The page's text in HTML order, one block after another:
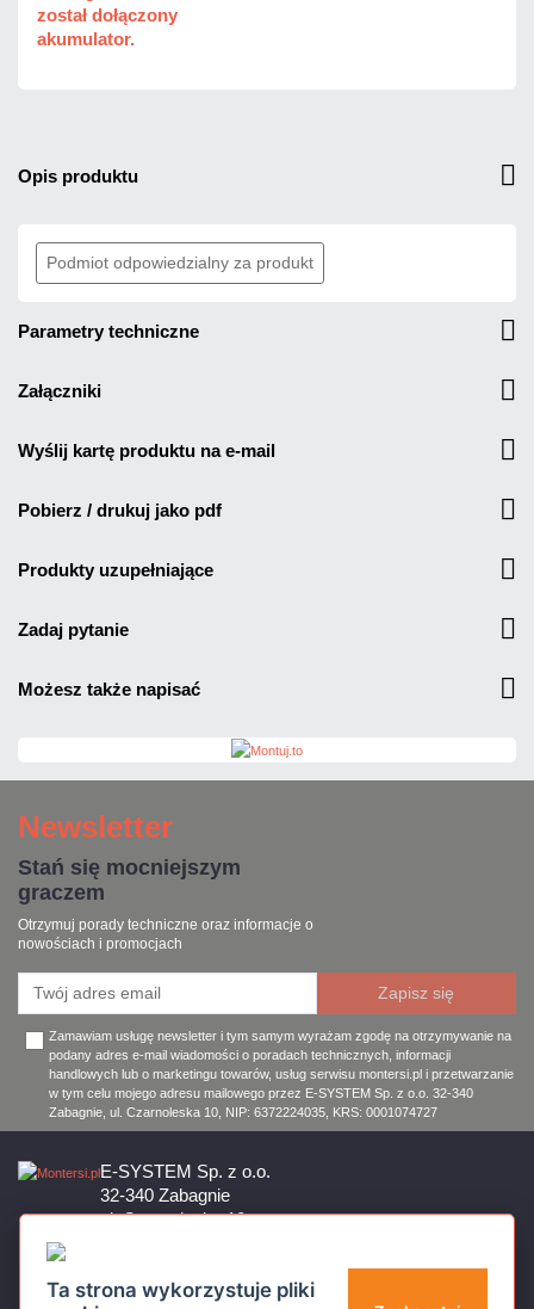
został dołączony
akumulator.
opis produktu
Podmiot odpowiedzialny za produkt
parametry techniczne
załączniki
wyślij kartę produktu na e-mail
pobierz / drukuj jako pdf
produkty uzupełniające
zadaj pytanie
możesz także napisać
Newsletter
Stań się mocniejszym
graczem
Otrzymuj porady techniczne oraz informacje o
nowościach i promocjach
Zamawiam usługę newsletter i tym samym wyrażam zgodę na otrzymywanie na
podany adres e-mail wiadomości o poradach technicznych, informacji
handlowych lub o marketingu towarów, usług serwisu montersi.pl i przetwarzanie
w tym celu mojego adresu mailowego przez E-SYSTEM Sp. z o.o. 32-340
Zabagnie, ul. Czarnoleska 10, NIP: 6372224035, KRS: 0001074727
E-SYSTEM Sp. z o.o.
32-340 Zabagnie
ul. Czarnoleska 10
sklep@montersi.pl
Ta strona wykorzystuje pliki